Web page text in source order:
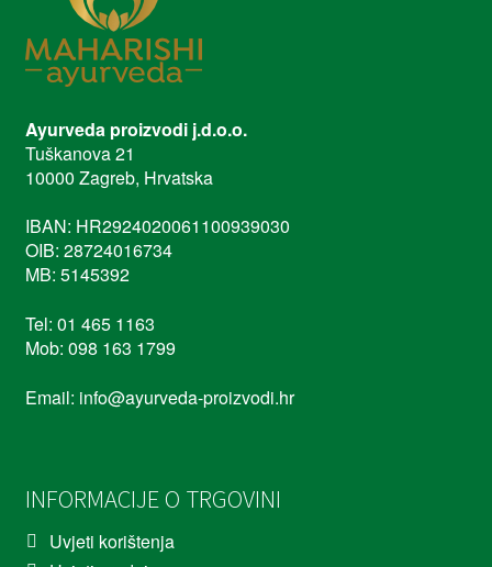
Ayurveda proizvodi j.d.o.o.
Tuškanova 21
10000 Zagreb, Hrvatska
IBAN: HR2924020061100939030
OIB: 28724016734
MB: 5145392
Tel: 01 465 1163
Mob: 098 163 1799
Email: info@ayurveda-proizvodi.hr
INFORMACIJE O TRGOVINI
Uvjeti korištenja